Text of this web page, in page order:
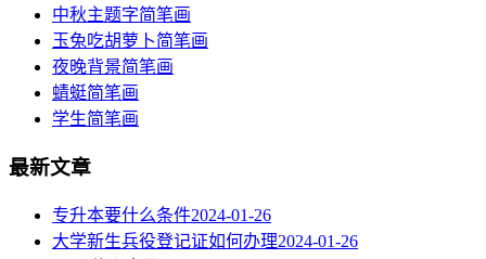
中秋主题字简笔画
玉兔吃胡萝卜简笔画
夜晚背景简笔画
蜻蜓简笔画
学生简笔画
最新文章
专升本要什么条件2024-01-26
大学新生兵役登记证如何办理2024-01-26